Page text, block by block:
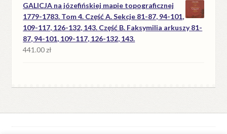
GALICJA na józefińskiej mapie topograficznej
1779-1783. Tom 4. Część A. Sekcje 81-87, 94-101,
109-117, 126-132, 143. Część B. Faksymilia arkuszy 81-
87, 94-101, 109-117, 126-132, 143.
441.00zł